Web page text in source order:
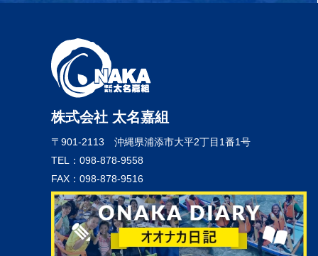
株式会社 太名嘉組
〒901-2113 沖縄県浦添市大平2丁目1番1号
TEL：098-878-9558
FAX：098-878-9516